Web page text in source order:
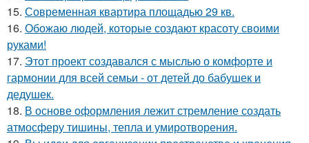
15. Современная квартира площадью 29 кв.
16. Обожаю людей, которые создают красоту своими
руками!
17. Этот проект создавался с мыслью о комфорте и
гармонии для всей семьи - от детей до бабушек и
дедушек.
18. В основе оформления лежит стремление создать
атмосферу тишины, тепла и умиротворения.